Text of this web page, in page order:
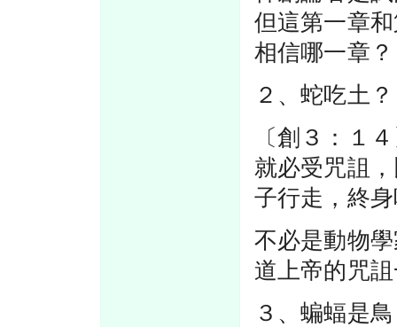
但這第一章
相信哪一章？
２、蛇吃土？
〔創３：１
就必受咒詛
子行走，終
不必是動物
道上帝的咒
３、蝙蝠是